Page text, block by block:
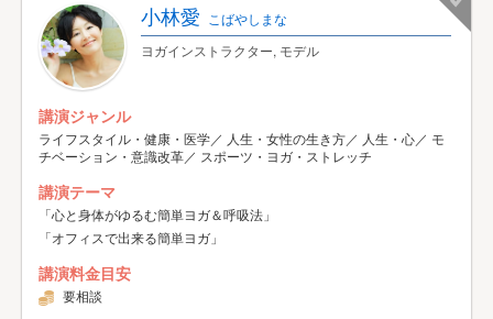
小林愛
こばやしまな
ヨガインストラクター, モデル
講演ジャンル
ライフスタイル・健康・医学／ 人生・女性の生き方／ 人生・心／ モ
チベーション・意識改革／ スポーツ・ヨガ・ストレッチ
講演テーマ
「心と身体がゆるむ簡単ヨガ＆呼吸法」
「オフィスで出来る簡単ヨガ」
講演料金目安
要相談